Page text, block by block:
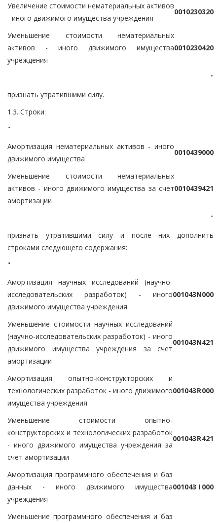
Увеличение стоимости нематериальных активов
- иного движимого имущества учреждения
0010230320
Уменьшение стоимости нематериальных
активов - иного движимого имущества
учреждения
0010230420
"
признать утратившими силу.
1.3. Строки:
"
Амортизация нематериальных активов - иного
движимого имущества
0010439000
Уменьшение стоимости нематериальных
активов - иного движимого имущества за счет
амортизации
0010439421
"
признать утратившими силу и после них дополнить
строками следующего содержания:
"
Амортизация научных исследований (научно-
исследовательских разработок) - иного
движимого имущества учреждения
001043N000
Уменьшение стоимости научных исследований
(научно-исследовательских разработок) - иного
движимого имущества учреждения за счет
амортизации
001043N421
Амортизация опытно-конструкторских и
технологических разработок - иного движимого
имущества учреждения
001043R000
Уменьшение стоимости опытно-
конструкторских и технологических разработок
- иного движимого имущества учреждения за
счет амортизации
001043R421
Амортизация программного обеспечения и баз
данных - иного движимого имущества
учреждения
001043 I 000
Уменьшение программного обеспечения и баз